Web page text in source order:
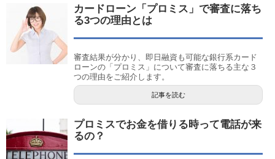
カードローン「プロミス」で審査に落ち
る3つの理由とは
審査結果が分かり、即日融資も可能な銀行系カード
ローンの「プロミス」について審査に落ちる主な３
つの理由をご紹介します。
記事を読む
プロミスでお金を借りる時って電話が来
るの？